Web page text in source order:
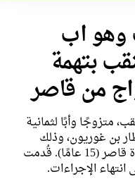
وهو اب
بتهمة
من قاصر
عامًا) من النقب، متزوجًا وأبًا لثمانية
بن غوريون، وذلك
بشبهة تعدد الزوجات وزواجه من فتاة قاصر (15 عامًا). قُدمت
الإجراءات.